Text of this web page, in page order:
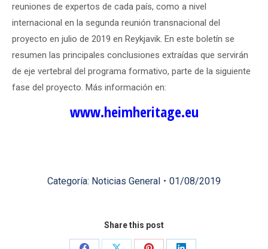
reuniones de expertos de cada país, como a nivel
internacional en la segunda reunión transnacional del
proyecto en julio de 2019 en Reykjavik. En este boletín se
resumen las principales conclusiones extraídas que servirán
de eje vertebral del programa formativo, parte de la siguiente
fase del proyecto. Más información en:
www.heimheritage.eu
Categoría: Noticias General 01/08/2019
Share this post